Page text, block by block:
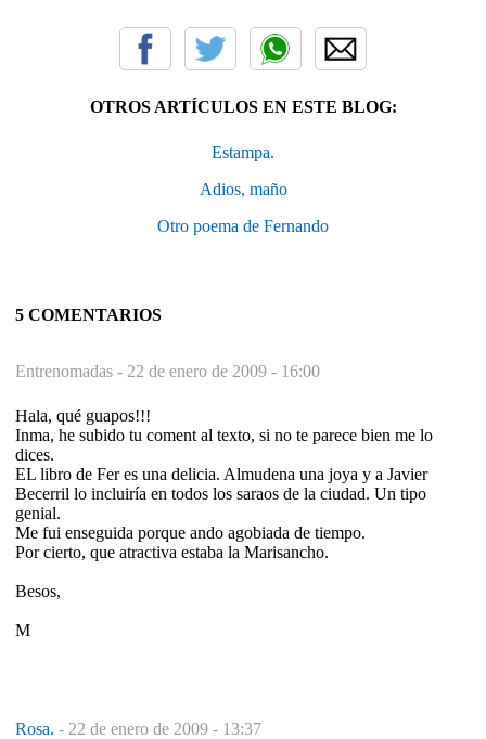
OTROS ARTÍCULOS EN ESTE BLOG:
Estampa.
Adios, maño
Otro poema de Fernando
5 COMENTARIOS
Entrenomadas - 22 de enero de 2009 - 16:00
Hala, qué guapos!!!
Inma, he subido tu coment al texto, si no te parece bien me lo
dices.
EL libro de Fer es una delicia. Almudena una joya y a Javier
Becerril lo incluiría en todos los saraos de la ciudad. Un tipo
genial.
Me fui enseguida porque ando agobiada de tiempo.
Por cierto, que atractiva estaba la Marisancho.
Besos,
M
Rosa. - 22 de enero de 2009 - 13:37